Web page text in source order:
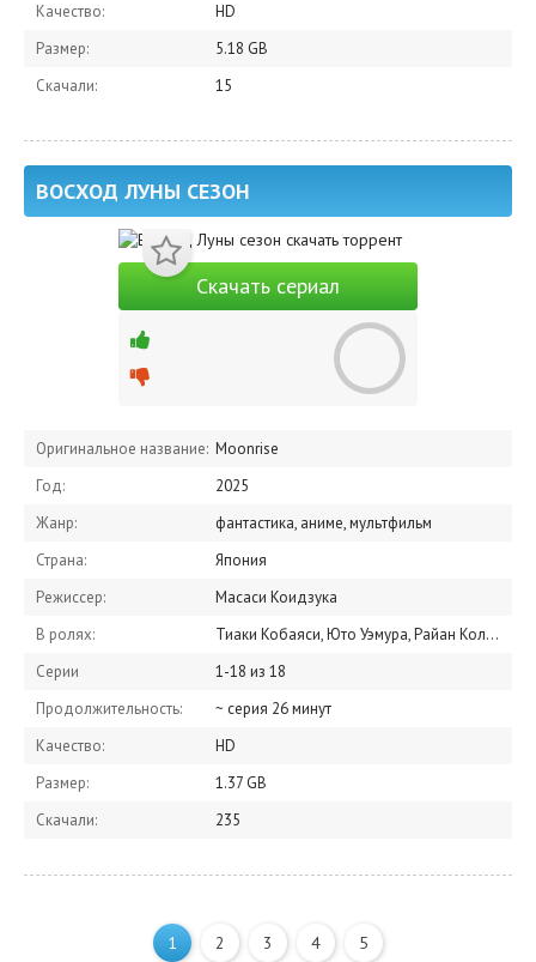
Качество:
HD
Размер:
5.18 GB
Скачали:
15
ВОСХОД ЛУНЫ СЕЗОН
Скачать сериал
Оригинальное название: Moonrise
Год:
2025
Жанр:
фантастика, аниме, мультфильм
Страна:
Япония
Режиссер:
Масаси Коидзука
В ролях:
Тиаки Кобаяси, Юто Уэмура, Райан Кольт Леви, Кристофер В. Джонс, Фрэнки Кевич, Барака Мэй, Кортни Лин Джонс, Бриттани Лауда, Ю Кобаяси, Масаки Аидзава
Серии
1-18 из 18
Продолжительность:
~ серия 26 минут
Качество:
HD
Размер:
1.37 GB
Скачали:
235
1 2 3 4 5